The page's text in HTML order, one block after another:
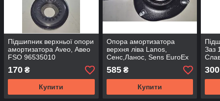
Підшипник верхньої опори
амортизатора Aveo, Авео
FSO 96535010
170 ₴
Купити
Опора амортизатора
верхня ліва Lanos,
Сенс,Ланос, Sens EuroEx
585₴
Купити
Заз
300